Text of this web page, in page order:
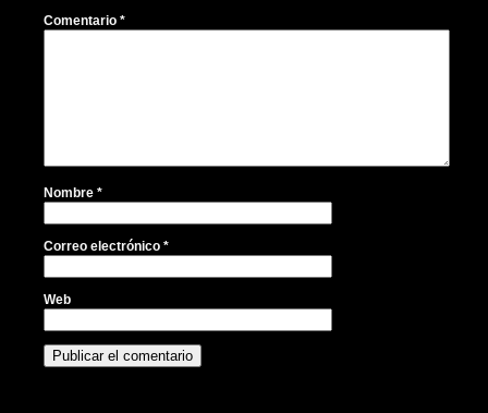
Comentario *
Nombre *
Correo electrónico *
Web